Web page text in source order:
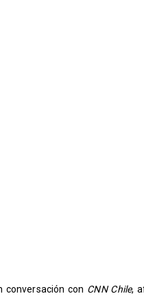
conversación con CNN Chile,